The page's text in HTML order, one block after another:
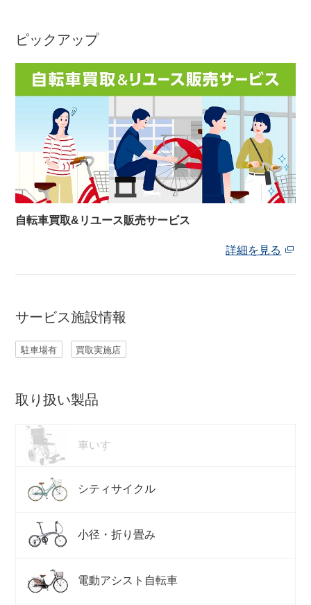
ピックアップ
自転車買取&リユース販売サービス
詳細を見る
サービス施設情報
駐車場有 買取実施店
取り扱い製品
車いす
シティサイクル
小径・折り畳み
電動アシスト自転車